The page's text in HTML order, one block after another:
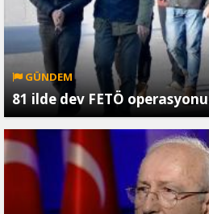
GÜNDEM
81 ilde dev FETÖ operasyonu